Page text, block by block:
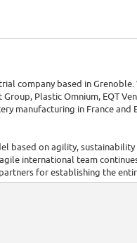
company based in
Plastic Omnium, EQT
manufacturing in France
based on agility,
international team
for establishing the
to open its entirely